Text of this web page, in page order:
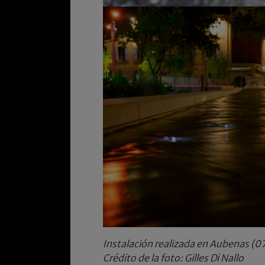
Instalación realizada en Aubenas
Crédito de la foto: Gilles Di Nallo